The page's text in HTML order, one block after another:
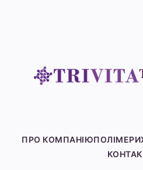
ПРО КОМПАНІЮПОЛІМЕРИ